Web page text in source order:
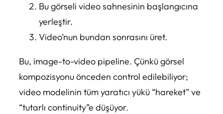
Bu görseli video sahnesinin başlangıcına
yerleştir.
Video’nun bundan sonrasını üret.
Bu, image-to-video pipeline. Çünkü görsel
kompozisyonu önceden control edilebiliyor;
video modelinin tüm yaratıcı yükü “hareket” ve
“tutarlı continuity”e düşüyor.